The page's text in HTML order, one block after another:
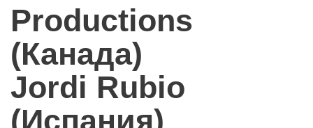
Productions
(Канада)
Jordi Rubio
(Испания)